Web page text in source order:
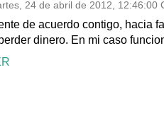
24 de abril de 2012, 12:46:00
de acuerdo contigo, hacia
dinero. En mi caso